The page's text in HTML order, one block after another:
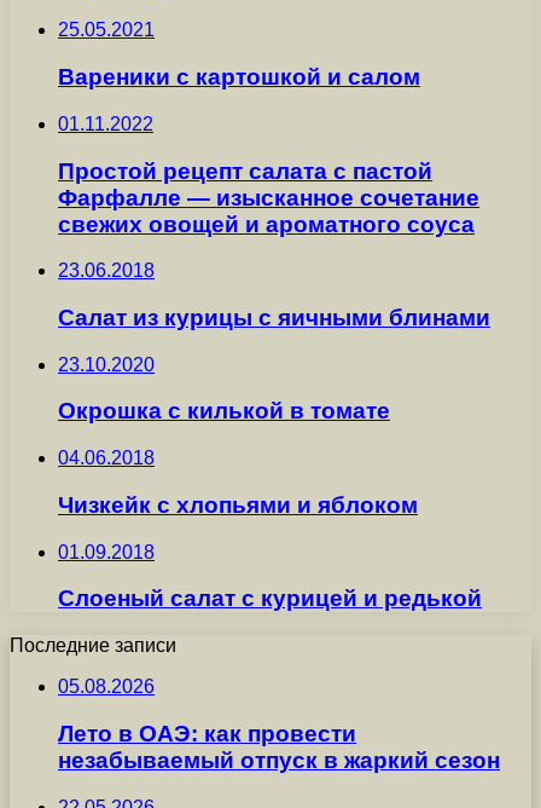
25.05.2021
Вареники с картошкой и салом
01.11.2022
Простой рецепт салата с пастой
Фарфалле — изысканное сочетание
свежих овощей и ароматного соуса
23.06.2018
Cалат из курицы с яичными блинами
23.10.2020
Окрошка с килькой в томате
04.06.2018
Чизкейк с хлопьями и яблоком
01.09.2018
Слоеный салат с курицей и редькой
Последние записи
05.08.2026
Лето в ОАЭ: как провести
незабываемый отпуск в жаркий сезон